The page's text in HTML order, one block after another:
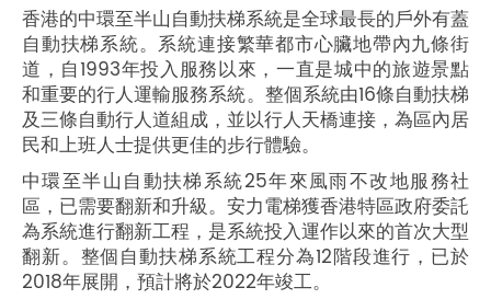
香港的中環至半山自動扶梯系統是全球最長的戶外有蓋
自動扶梯系統。系統連接繁華都市心臟地帶內九條街
道，自1993年投入服務以來，一直是城中的旅遊景點
和重要的行人運輸服務系統。整個系統由16條自動扶梯
及三條自動行人道組成，並以行人天橋連接，為區內居
民和上班人士提供更佳的步行體驗。
中環至半山自動扶梯系統25年來風雨不改地服務社
區，已需要翻新和升級。安力電梯獲香港特區政府委託
為系統進行翻新工程，是系統投入運作以來的首次大型
翻新。整個自動扶梯系統工程分為12階段進行，已於
2018年展開，預計將於2022年竣工。